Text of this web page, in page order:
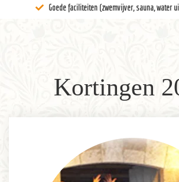
Docenten Goede faciliteiten (zwemvijver, sauna, water
Kortingen